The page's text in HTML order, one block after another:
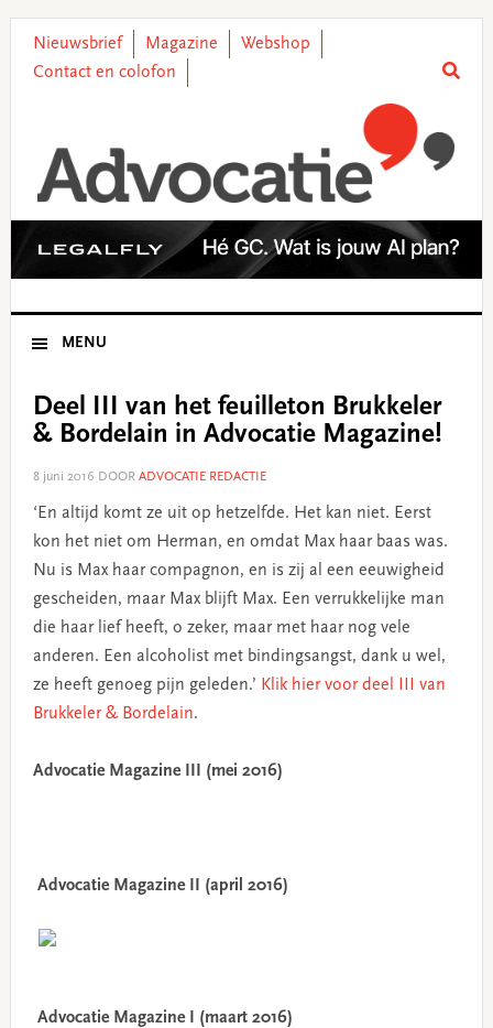
primary
main
primary
footer
Nieuwsbrief Magazine
Webshop
Contact en colofon
MENU
Deel III van het feuilleton Brukkeler
& Bordelain in Advocatie Magazine!
8 juni 2016 DOOR ADVOCATIE REDACTIE
‘En altijd komt ze uit op hetzelfde. Het kan niet. Eerst
kon het niet om Herman, en omdat Max haar baas was.
Nu is Max haar compagnon, en is zij al een eeuwigheid
gescheiden, maar Max blijft Max. Een verrukkelijke man
die haar lief heeft, o zeker, maar met haar nog vele
anderen. Een alcoholist met bindingsangst, dank u wel,
ze heeft genoeg pijn geleden.’ Klik hier voor deel III van
Brukkeler & Bordelain.
Advocatie Magazine III (mei 2016)
Advocatie Magazine II (april 2016)
Advocatie Magazine I (maart 2016)